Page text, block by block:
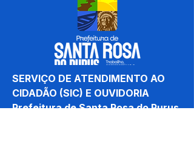
SERVIÇO DE ATENDIMENTO AO
CIDADÃO (SIC) E OUVIDORIA
Prefeitura de Santa Rosa do Purus